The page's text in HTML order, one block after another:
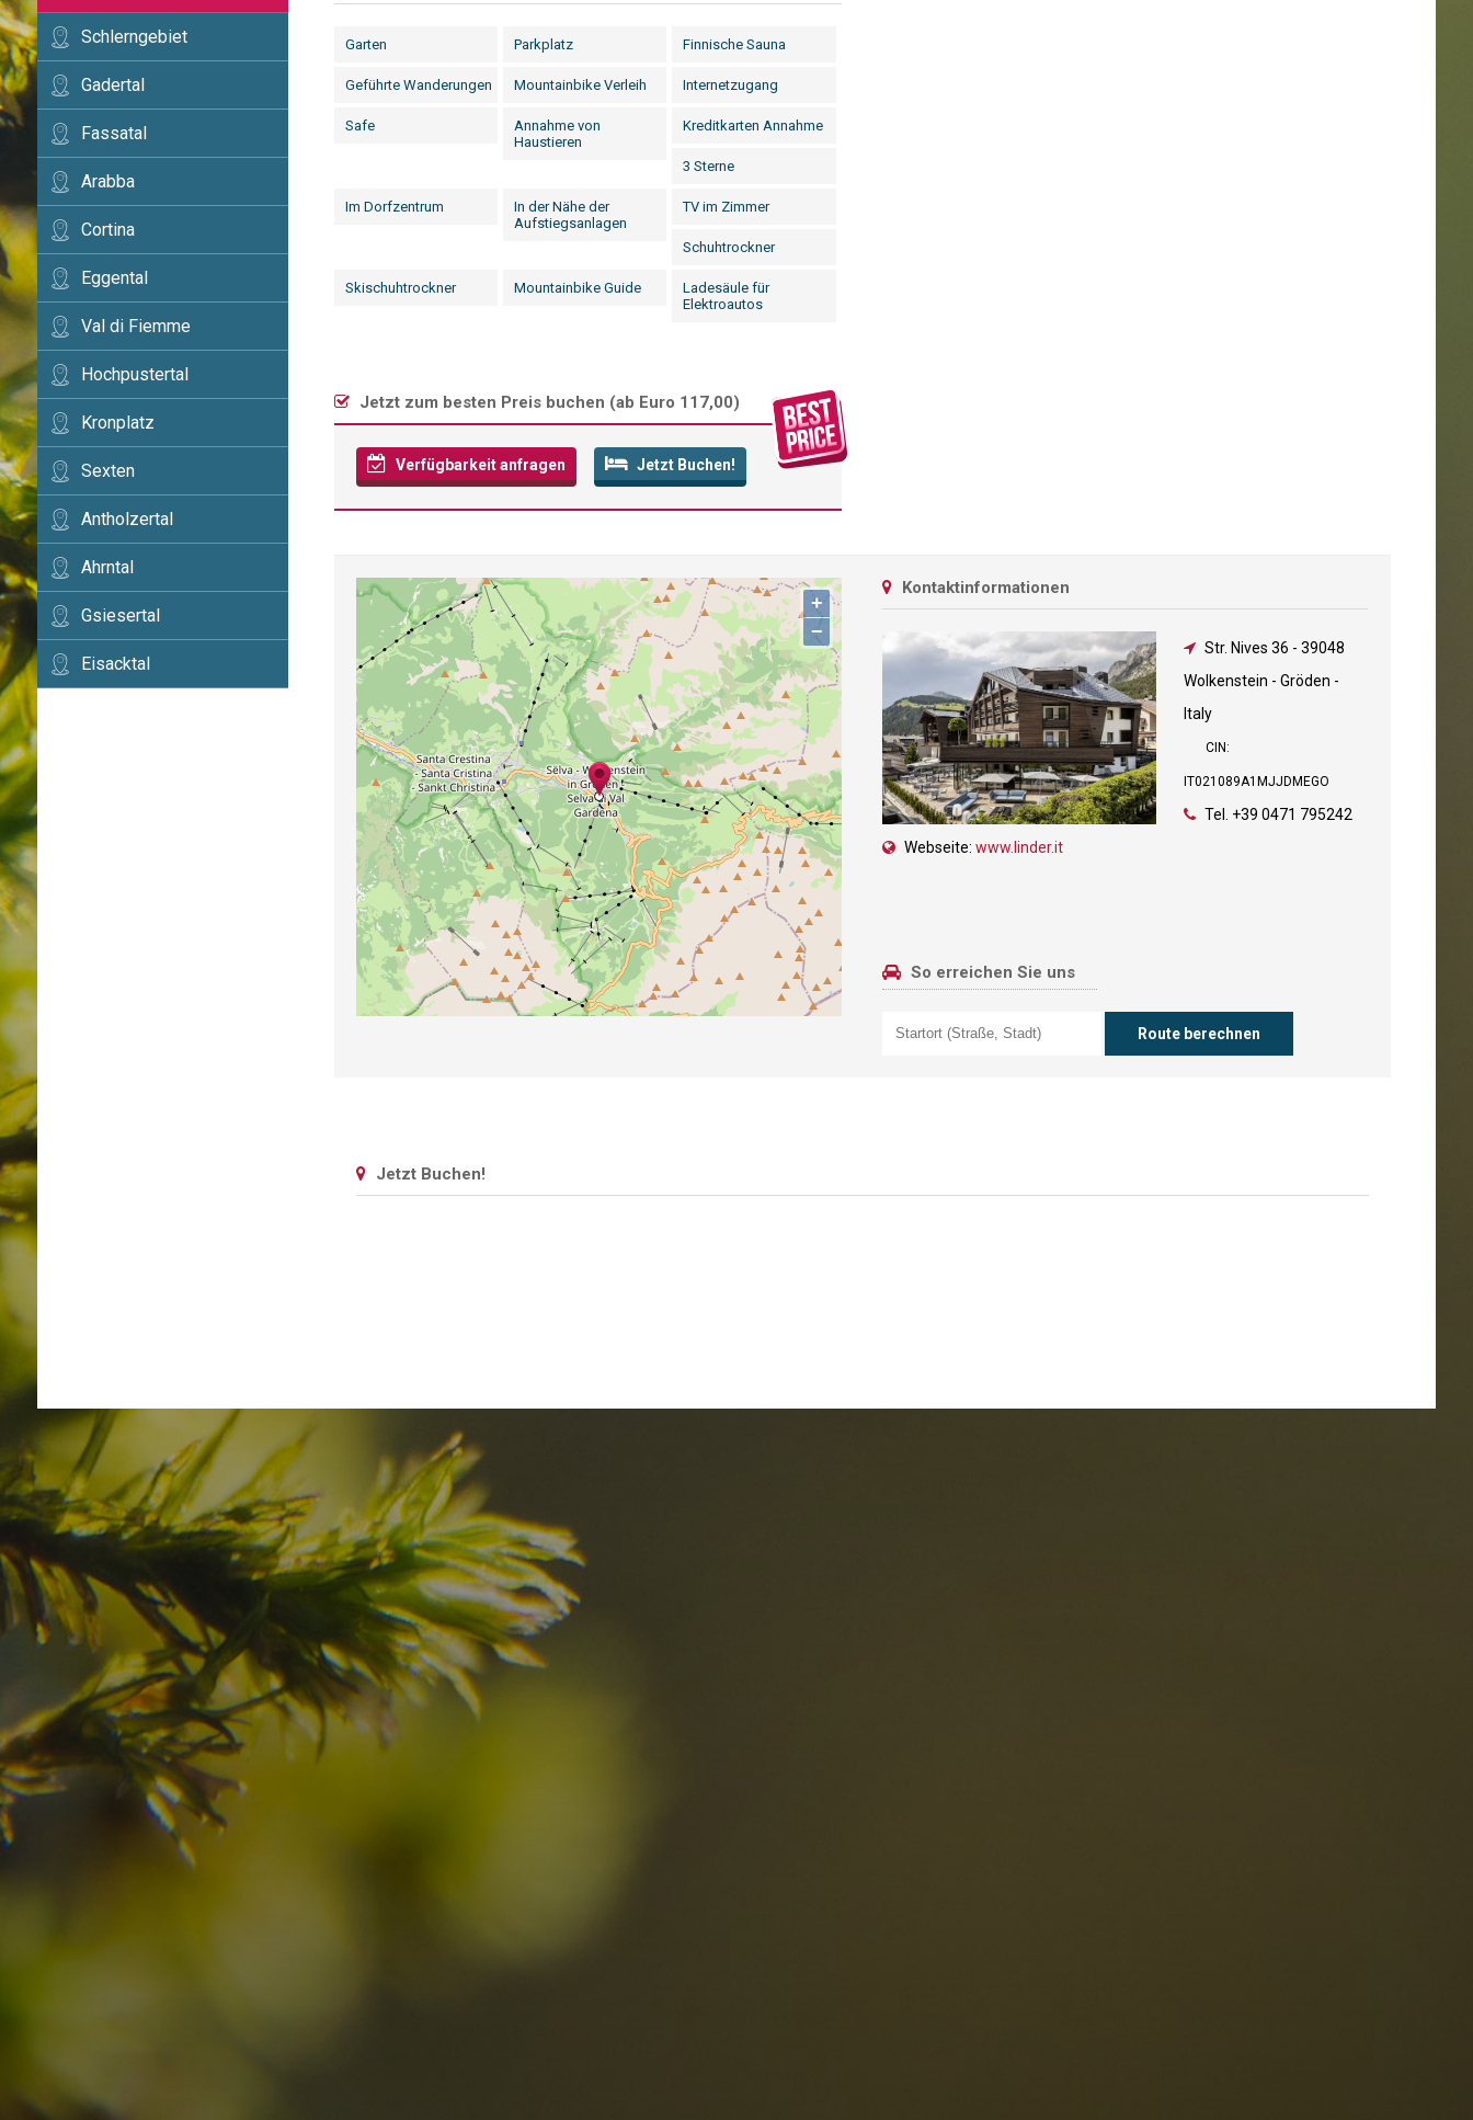
Schlerngebiet
Gadertal
Fassatal
Arabba
Cortina
Eggental
Val di Fiemme
Hochpustertal
Kronplatz
Sexten
Antholzertal
Ahrntal
Gsiesertal
Eisacktal
Garten Parkplatz Finnische Sauna
Geführte Wanderungen Mountainbike Verleih Internetzugang
Safe
Annahme von
Haustieren
Kreditkarten Annahme
3 Sterne
Im Dorfzentrum
In der Nähe der
Aufstiegsanlagen
TV im Zimmer
Schuhtrockner
Skischuhtrockner Mountainbike Guide
Ladesäule für
Elektroautos
Jetzt zum besten Preis buchen (ab Euro 117,00)
Verfügbarkeit anfragen Jetzt Buchen!
+
−
Kontaktinformationen
Str. Nives 36 -39048
Wolkenstein - Gröden -
Italy
CIN:
IT021089A1MJJDMEGO
Tel. +39 0471 795242
Webseite:www.linder.it
So erreichen Sie uns
Jetzt Buchen!
Haben Sie Ihr Traumziel
schon gefunden?
Prüfen Sie hier die Verfügbarkeit für
Ihren Urlaub in den Dolomiten
10